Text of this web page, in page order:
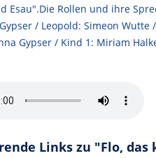
Esau".Die Rollen und ihre
/ Leopold: Simeon
Gypser / Kind 1: Miriam
Links zu "Flo, das